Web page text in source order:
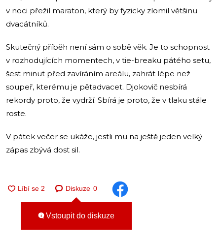
v noci přežil maraton, který by fyzicky zlomil většinu
dvacátníků.
Skutečný příběh není sám o sobě věk. Je to schopnost
v rozhodujících momentech, v tie-breaku pátého setu,
šest minut před zavíráním areálu, zahrát lépe než
soupeř, kterému je pětadvacet. Djokovič nesbírá
rekordy proto, že vydrží. Sbírá je proto, že v tlaku stále
roste.
V pátek večer se ukáže, jestli mu na ještě jeden velký
zápas zbývá dost sil.
Diskuze 0
Vstoupit do diskuze